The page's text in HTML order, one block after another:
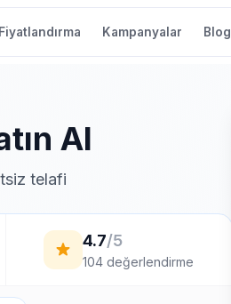
Fiyatlandırma Kampanyalar Blog
Al
telafi
4.7/5
104 değerlendirme